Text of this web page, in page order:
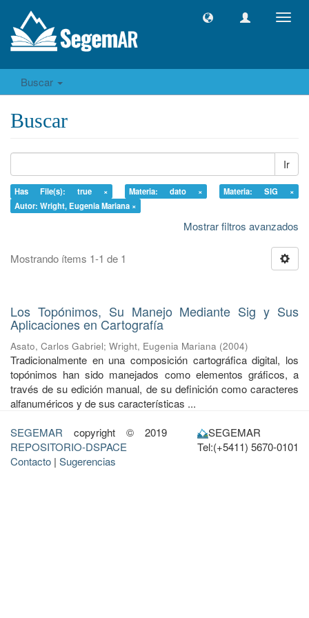
Buscar
Buscar
Ir
Has File(s): true × Materia: dato ×
Materia: SIG ×
Autor: Wright, Eugenia Mariana ×
Mostrar filtros avanzados
Mostrando ítems 1-1 de 1
Los Topónimos, Su Manejo Mediante Sig y Sus
Aplicaciones en Cartografía
Asato, Carlos Gabriel; Wright, Eugenia Mariana (2004)
Tradicionalmente en una composición cartográfica digital, los
topónimos han sido manejados como elementos gráficos, a
través de su edición manual, de su definición como caracteres
alfanuméricos y de sus características ...
SEGEMAR copyright © 2019
REPOSITORIO-DSPACE
Contacto | Sugerencias
SEGEMAR
Tel:(+5411) 5670-0101